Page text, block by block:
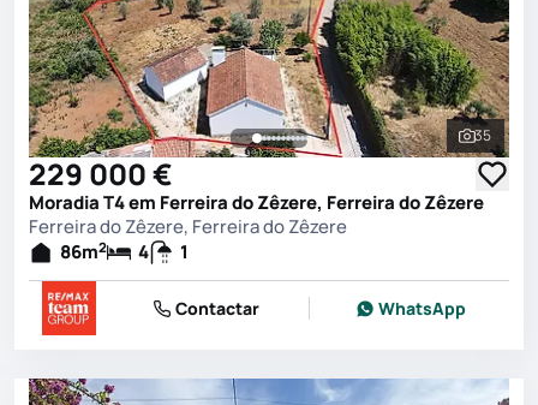
Ver
35
229 000 €
Moradia T4 em Ferreira do Zêzere, Ferreira do Zêzere
Ferreira do Zêzere, Ferreira do Zêzere
86m2 4 1
Contactar WhatsApp